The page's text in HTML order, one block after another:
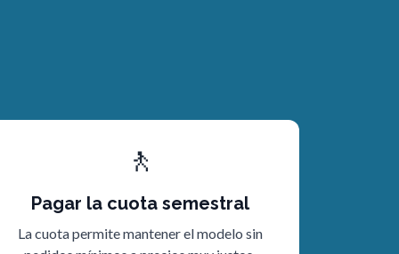
🚶
Pagar la cuota semestral
La cuota permite mantener el modelo sin